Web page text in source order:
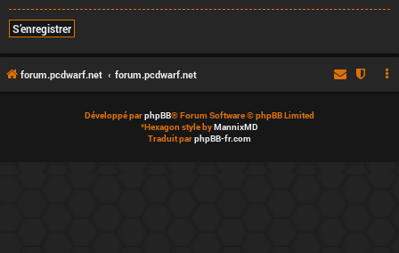
S’enregistrer
forum.pcdwarf.net forum.pcdwarf.net
Développé parphpBB® Forum Software © phpBB Limited
*Hexagon style byMannixMD
Traduit parphpBB-fr.com